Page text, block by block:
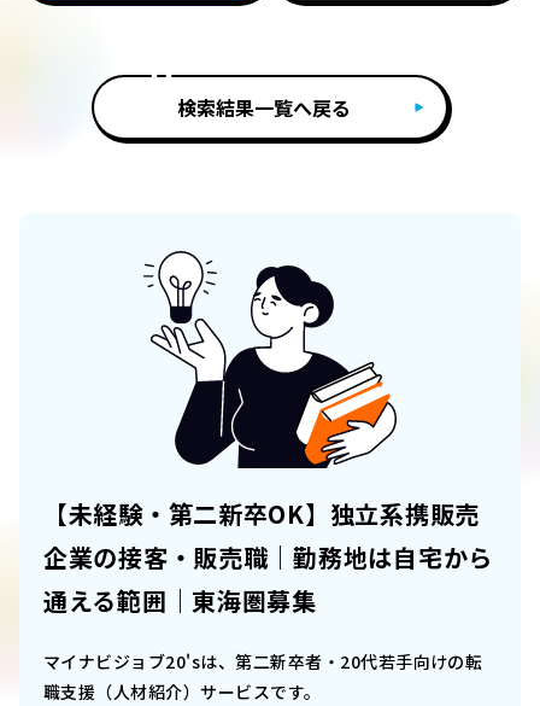
検索結果一覧へ戻る
【未経験・第二新卒OK】独立系携販売
企業の接客・販売職｜勤務地は自宅から
通える範囲｜東海圏募集
マイナビジョブ20'sは、第二新卒者・20代若手向けの転
職支援（人材紹介）サービスです。